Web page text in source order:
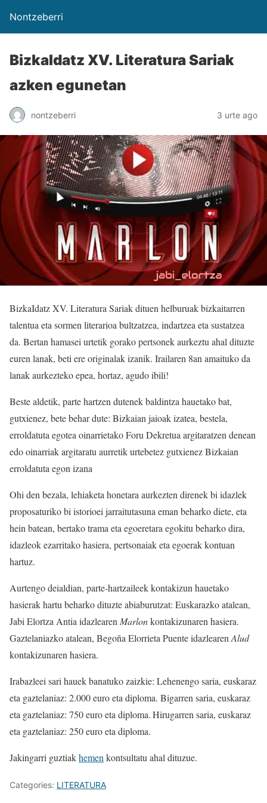
Nontzeberri
BizkaIdatz XV. Literatura Sariak
azken egunetan
nontzeberri 3 urte ago
BizkaIdatz XV. Literatura Sariak dituen helburuak bizkaitarren
talentua eta sormen literarioa bultzatzea, indartzea eta sustatzea
da. Bertan hamasei urtetik gorako pertsonek aurkeztu ahal dituzte
euren lanak, beti ere originalak izanik. Irailaren 8an amaituko da
lanak aurkezteko epea, hortaz, agudo ibili!
Beste aldetik, parte hartzen dutenek baldintza hauetako bat,
gutxienez, bete behar dute: Bizkaian jaioak izatea, bestela,
erroldatuta egotea oinarrietako Foru Dekretua argitaratzen denean
edo oinarriak argitaratu aurretik urtebetez gutxienez Bizkaian
erroldatuta egon izana
Ohi den bezala, lehiaketa honetara aurkezten direnek bi idazlek
proposaturiko bi istorioei jarraitutasuna eman beharko diete, eta
hein batean, bertako trama eta egoeretara egokitu beharko dira,
idazleok ezarritako hasiera, pertsonaiak eta egoerak kontuan
hartuz.
Aurtengo deialdian, parte-hartzaileek kontakizun hauetako
hasierak hartu beharko dituzte abiaburutzat: Euskarazko atalean,
Jabi Elortza Antia idazlearenMarlonkontakizunaren hasiera.
Gaztelaniazko atalean, Begoña Elorrieta Puente idazlearenAlud
kontakizunaren hasiera.
Irabazleei sari hauek banatuko zaizkie: Lehenengo saria, euskaraz
eta gaztelaniaz: 2.000 euro eta diploma. Bigarren saria, euskaraz
eta gaztelaniaz: 750 euro eta diploma. Hirugarren saria, euskaraz
eta gaztelaniaz: 250 euro eta diploma.
Jakingarri guztiakhemenkontsultatu ahal dituzue.
Categories: LITERATURA